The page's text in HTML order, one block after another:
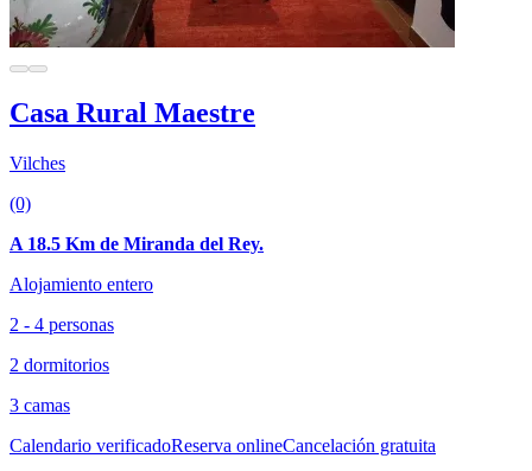
Casa Rural Maestre
Vilches
(0)
A 18.5 Km de Miranda del Rey.
Alojamiento entero
2 - 4 personas
2 dormitorios
3 camas
Calendario verificadoReserva onlineCancelación gratuita